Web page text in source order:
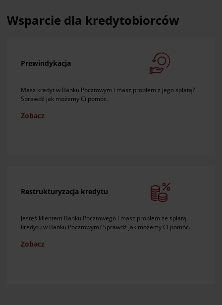
Wsparcie dla kredytobiorców
Prewindykacja
Masz kredyt w Banku Pocztowym i masz problem z jego spłatą?
Sprawdź jak możemy Ci pomóc.
Zobacz
Restrukturyzacja kredytu
Jesteś klientem Banku Pocztowego i masz problem ze spłatą
kredytu w Banku Pocztowym? Sprawdź jak możemy Ci pomóc.
Zobacz